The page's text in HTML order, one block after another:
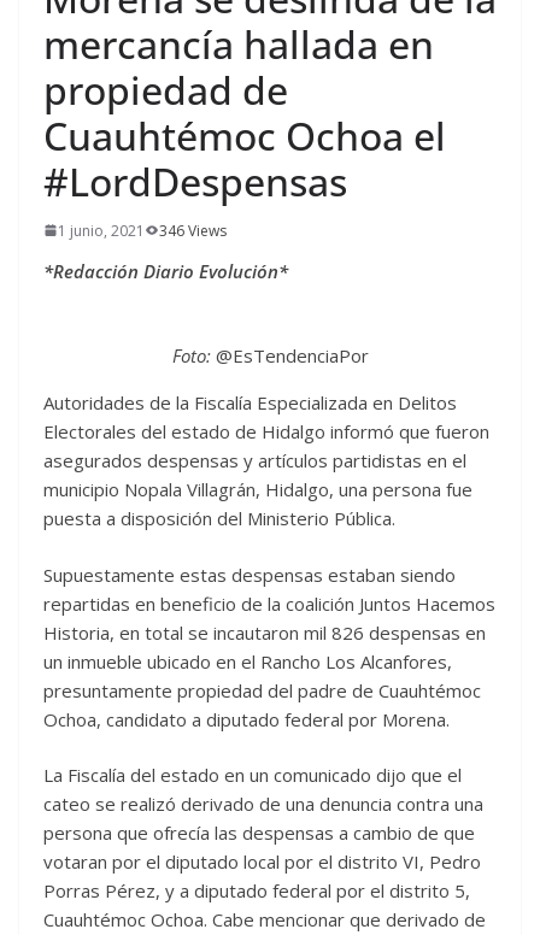
mercancía hallada en
propiedad de
Cuauhtémoc Ochoa el
#LordDespensas
1 junio, 2021 346 Views
*Redacción Diario Evolución*
Foto: @EsTendenciaPor
Autoridades de la Fiscalía Especializada en Delitos
Electorales del estado de Hidalgo informó que fueron
asegurados despensas y artículos partidistas en el
municipio Nopala Villagrán, Hidalgo, una persona fue
puesta a disposición del Ministerio Pública.
Supuestamente estas despensas estaban siendo
repartidas en beneficio de la coalición Juntos Hacemos
Historia, en total se incautaron mil 826 despensas en
un inmueble ubicado en el Rancho Los Alcanfores,
presuntamente propiedad del padre de Cuauhtémoc
Ochoa, candidato a diputado federal por Morena.
La Fiscalía del estado en un comunicado dijo que el
cateo se realizó derivado de una denuncia contra una
persona que ofrecía las despensas a cambio de que
votaran por el diputado local por el distrito VI, Pedro
Porras Pérez, y a diputado federal por el distrito 5,
Cuauhtémoc Ochoa. Cabe mencionar que derivado de